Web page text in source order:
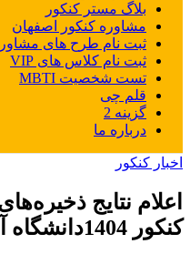
بلاگ مستر کنکور
مشاوره کنکور اصفهان
ثبت نام طرح های
ثبت نام کلاس های VIP
تست شخصیت MBTI
قلم چی
گزینه 2
درباره ما
اخبار کنکور
اعلام نتایج
کنکور 1404دانشگاه آزاد